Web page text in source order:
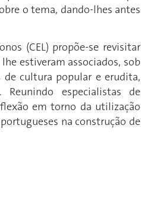
o tema, dando-lhes antes
(CEL) propõe-se revisitar
estiveram associados, sob
cultura popular e erudita,
Reunindo especialistas de
em torno da utilização
na construção de